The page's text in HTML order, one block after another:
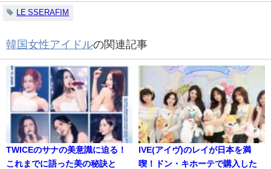
LE SSERAFIM
韓国女性アイドルの関連記事
TWICEのサナの美意識に迫る！
これまでに語った美の秘訣と
IVE(アイヴ)のレイが日本を満
喫！ドン・キホーテで購入した